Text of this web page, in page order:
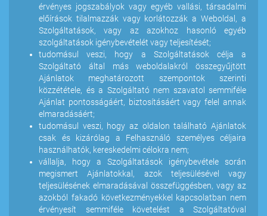
érvényes jogszabályok vagy egyéb vallási, társadalmi
előírások tilalmazzák vagy korlátozzák a Weboldal, a
Szolgáltatások, vagy az azokhoz hasonló egyéb
szolgáltatások igénybevételét vagy teljesítését;
tudomásul veszi, hogy a Szolgáltatások célja a
Szolgáltató által más weboldalakról összegyűjtött
Ajánlatok meghatározott szempontok szerinti
közzététele, és a Szolgáltató nem szavatol semmiféle
Ajánlat pontosságáért, biztosításáért vagy felel annak
elmaradásáért;
tudomásul veszi, hogy az oldalon található Ajánlatok
csak és kizárólag a Felhasználó személyes céljaira
használhatók, kereskedelmi célokra nem;
vállalja, hogy a Szolgáltatások igénybevétele során
megismert Ajánlatokkal, azok teljesülésével vagy
teljesülésének elmaradásával összefüggésben, vagy az
azokból fakadó következményekkel kapcsolatban nem
érvényesít semmiféle követelést a Szolgáltatóval